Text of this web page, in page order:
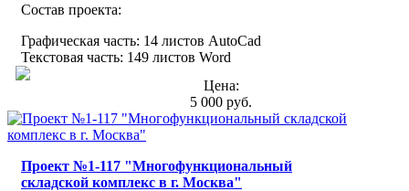
Состав проекта:
Графическая часть: 14 листов AutoCad
Текстовая часть: 149 листов Word
Цена:
5 000 руб.
Проект №1-117 "Многофункциональный
складской комплекс в г. Москва"